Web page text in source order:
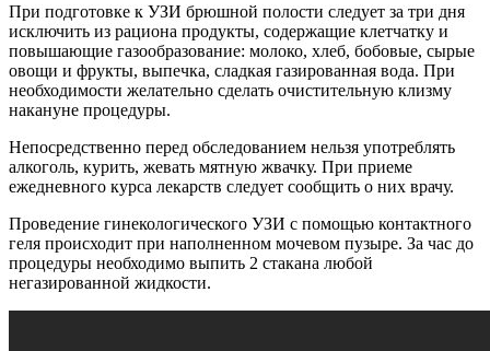
При подготовке к УЗИ брюшной полости следует за три дня
исключить из рациона продукты, содержащие клетчатку и
повышающие газообразование: молоко, хлеб, бобовые, сырые
овощи и фрукты, выпечка, сладкая газированная вода. При
необходимости желательно сделать очистительную клизму
накануне процедуры.
Непосредственно перед обследованием нельзя употреблять
алкоголь, курить, жевать мятную жвачку. При приеме
ежедневного курса лекарств следует сообщить о них врачу.
Проведение гинекологического УЗИ с помощью контактного
геля происходит при наполненном мочевом пузыре. За час до
процедуры необходимо выпить 2 стакана любой
негазированной жидкости.